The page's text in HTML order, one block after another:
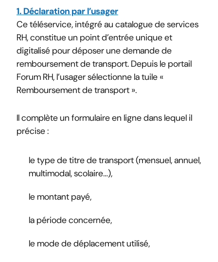
1. Déclaration par l’usager
Ce téléservice, intégré au catalogue de services
RH, constitue un point d’entrée unique et
digitalisé pour déposer une demande de
remboursement de transport. Depuis le portail
Forum RH, l’usager sélectionne la tuile «
Remboursement de transport ».
Il complète un formulaire en ligne dans lequel il
précise :
le type de titre de transport (mensuel, annuel,
multimodal, scolaire…),
le montant payé,
la période concernée,
le mode de déplacement utilisé,